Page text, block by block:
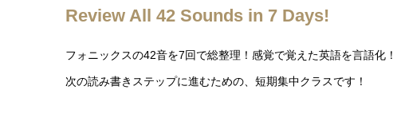
Review All 42 Sounds in 7 Days!
フォニックスの42音を7回で総整理！感覚で覚えた英語を言語化！
次の読み書きステップに進むための、短期集中クラスです！